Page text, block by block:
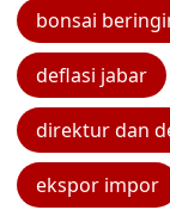
bonsai
deflasi jabar
direktur dan
ekspor impor